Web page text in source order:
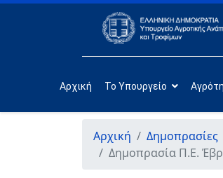
Αρχική Το Υπουργείο
Αρχική Δημοπρασίες
Δημοπρασία Π.Ε.